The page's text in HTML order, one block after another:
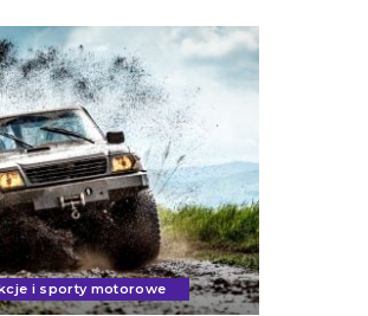
i sporty motorowe